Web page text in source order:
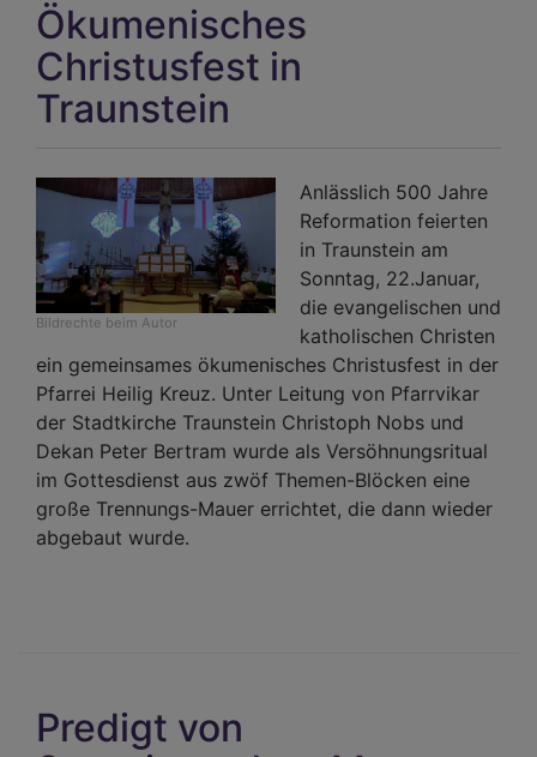
Ökumenisches
Christusfest in
Traunstein
Bildrechte beim Autor
Anlässlich 500 Jahre
Reformation feierten
in Traunstein am
Sonntag, 22.Januar,
die evangelischen und
katholischen Christen
ein gemeinsames ökumenisches Christusfest in der
Pfarrei Heilig Kreuz. Unter Leitung von Pfarrvikar
der Stadtkirche Traunstein Christoph Nobs und
Dekan Peter Bertram wurde als Versöhnungsritual
im Gottesdienst aus zwöf Themen-Blöcken eine
große Trennungs-Mauer errichtet, die dann wieder
abgebaut wurde.
Predigt von